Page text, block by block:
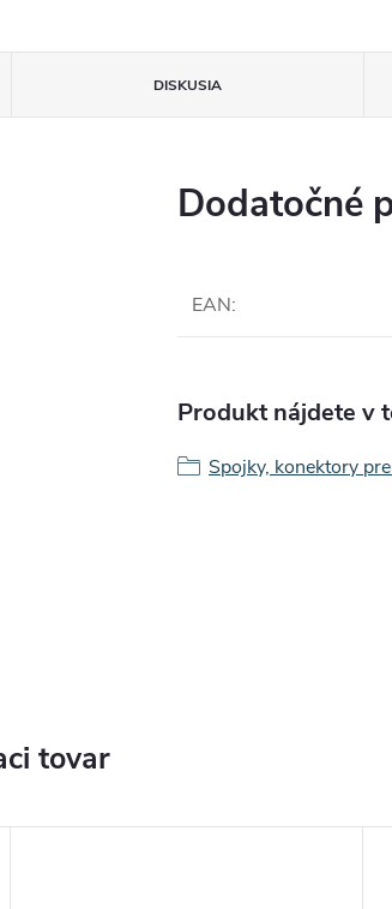
DISKUSIA
Dodatočné
EAN:
Produkt nájdete v
Spojky, konektory
tovar